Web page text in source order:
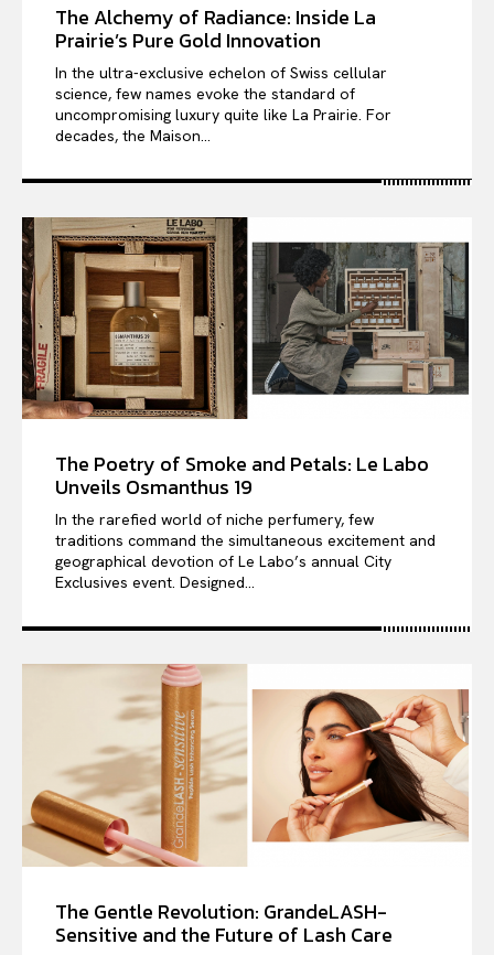
The Alchemy of Radiance: Inside La
Prairie’s Pure Gold Innovation
In the ultra-exclusive echelon of Swiss cellular
science, few names evoke the standard of
uncompromising luxury quite like La Prairie. For
decades, the Maison...
The Poetry of Smoke and Petals: Le Labo
Unveils Osmanthus 19
In the rarefied world of niche perfumery, few
traditions command the simultaneous excitement and
geographical devotion of Le Labo’s annual City
Exclusives event. Designed...
The Gentle Revolution: GrandeLASH-
Sensitive and the Future of Lash Care